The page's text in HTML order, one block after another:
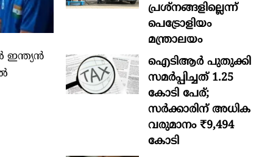
ഇന്ത്യൻ
പ്രശ്‌നങ്ങളില്ലെന്ന്
പെട്രോളിയം
മന്ത്രാലയം
ഐടിആര്‍ പുതുക്കി
സമർപ്പിച്ചത് 1.25
കോടി പേര്;
സർക്കാരിന് അധിക
വരുമാനം ₹9,494
കോടി